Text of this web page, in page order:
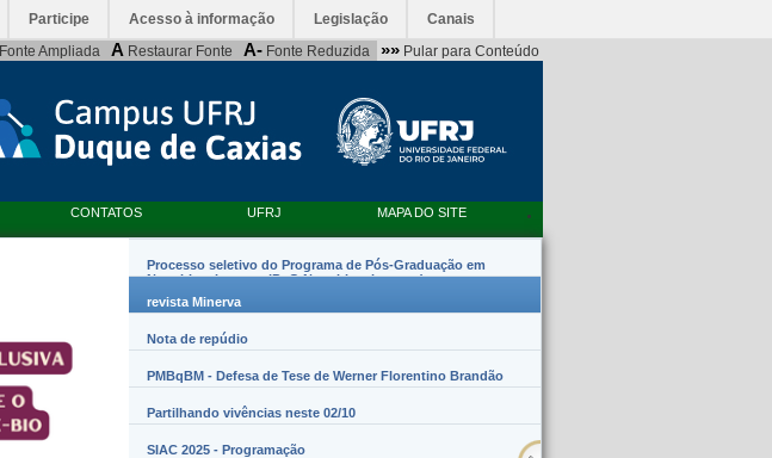
Participe Acesso à informação Legislação Canais
Fonte Ampliada A Restaurar Fonte A- Fonte Reduzida »» Pular para Conteúdo
CONTATOS UFRJ MAPA DO SITE
Processo seletivo do Programa de Pós-Graduação em
Nanobiossistemas (PpG Nanobiossistemas)
revista Minerva
Nota de repúdio
PMBqBM - Defesa de Tese de Werner Florentino Brandão
Partilhando vivências neste 02/10
SIAC 2025 - Programação